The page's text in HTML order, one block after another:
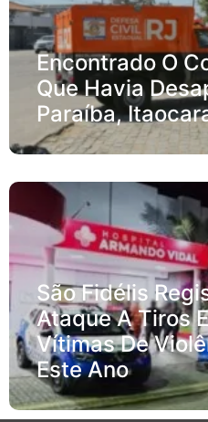
Encontrado O
Que Havia
Paraíba,
São Fidélis
Ataque A Tiros
Vítimas De
Este Ano